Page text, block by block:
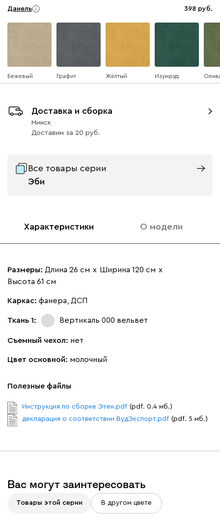
Данель 398
Бежевый Графит Жёлтый Изумруд
Ультра
Айвори (Ivory)
Бежевый
Геста
Мола
Доставка и сборка
Минск
Доставим за 20
Все товары серии
Эби
Характеристики О модели
Размеры: Длина 26 см х Ширина 120 см х
Высота 61 см
Каркас: фанера, ДСП
Ткань 1: Вертикаль 000 вельвет
Съемный чехол: нет
Цвет основной: молочный
Полезные файлы
Инструкция по сборке Этен.pdf (pdf. 0.4 мб.)
декларация о соответствии ВудЭкспорт.pdf (pdf. 5 мб.)
Вас могут заинтересовать
Товары этой серии В другом цвете